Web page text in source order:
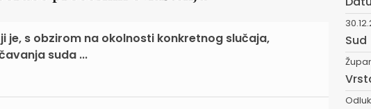
je, s obzirom na okolnosti konkretnog slučaja,
suda ...
Sud